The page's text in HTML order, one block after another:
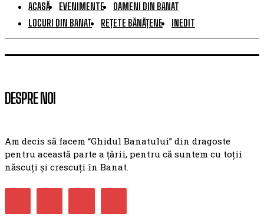
ACASĂ EVENIMENTE
OAMENI DIN BANAT
LOCURI DIN BANAT
REȚETE BĂNĂȚENE INEDIT
DESPRE NOI
Am decis să facem “Ghidul Banatului” din dragoste
pentru această parte a țării, pentru că suntem cu toții
născuți și crescuți în Banat.